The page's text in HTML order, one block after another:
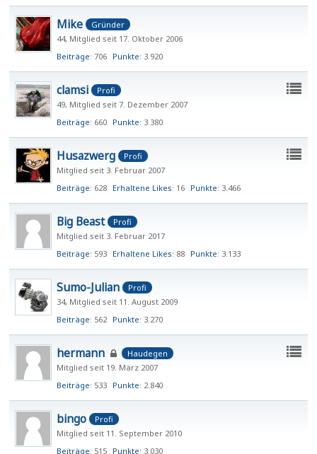
Mike
Gründer
44 Mitglied seit 17. Oktober 2006
Beiträge 706 Punkte 3.920
clamsi
Profi
49 Mitglied seit 7. Dezember 2007
Beiträge 660 Punkte 3.380
Husazwerg
Profi
Mitglied seit 3. Februar 2007
Beiträge 628 Erhaltene Likes 16 Punkte 3.466
Big Beast
Profi
Mitglied seit 3. Februar 2017
Beiträge 593 Erhaltene Likes 88 Punkte 3.133
Sumo-Julian
Profi
34 Mitglied seit 11. August 2009
Beiträge 562 Punkte 3.270
hermann
Haudegen
Mitglied seit 19. März 2007
Beiträge 533 Punkte 2.840
bingo
Profi
Mitglied seit 11. September 2010
Beiträge 515 Punkte 3.030